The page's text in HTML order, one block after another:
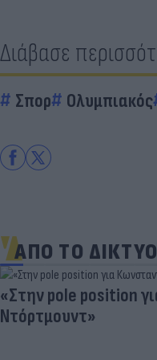
Διάβασε
Σπορ Ολυμπιακός
ΑΠΟ ΤΟ ΔΙΚΤΥΟ
«Στην pole position
Ντόρτμουντ»